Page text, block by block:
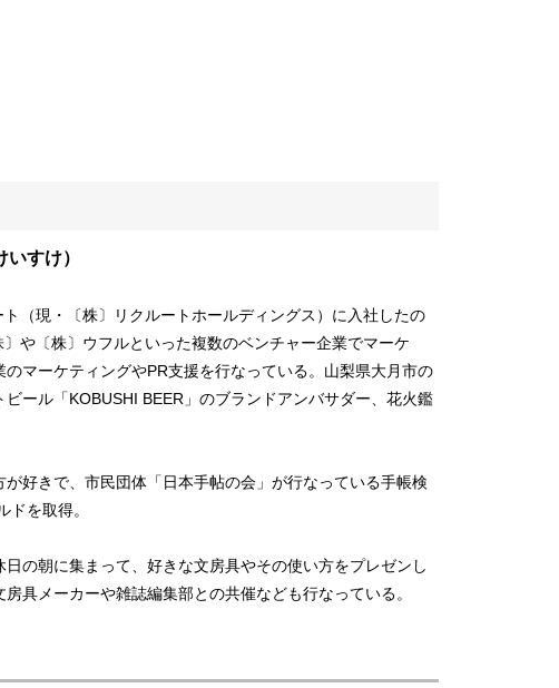
いすけ）
（現・〔株〕リクルートホールディングス）に入社したの
や〔株〕ウフルといった複数のベンチャー企業でマーケ
マーケティングやPR支援を行なっている。山梨県大月市の
ール「KOBUSHI BEER」のブランドアンバサダー、花火鑑
好きで、市民団体「日本手帖の会」が行なっている手帳検
を取得。
日の朝に集まって、好きな文房具やその使い方をプレゼンし
具メーカーや雑誌編集部との共催なども行なっている。